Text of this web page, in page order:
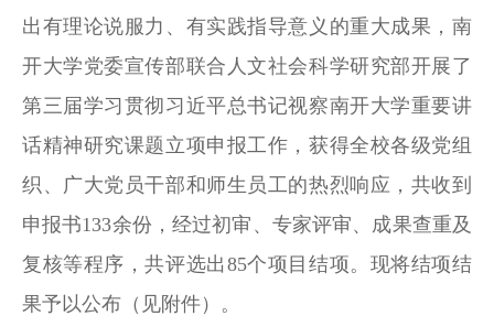
出有理论说服力、有实践指导意义的重大成果，南
开大学党委宣传部联合人文社会科学研究部开展了
第三届学习贯彻习近平总书记视察南开大学重要讲
话精神研究课题立项申报工作，获得全校各级党组
织、广大党员干部和师生员工的热烈响应，共收到
申报书133余份，经过初审、专家评审、成果查重及
复核等程序，共评选出85个项目结项。现将结项结
果予以公布（见附件）。